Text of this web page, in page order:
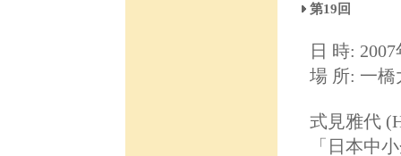
第19回
日 時:
場 所: 一橋
式見雅代
「日本中